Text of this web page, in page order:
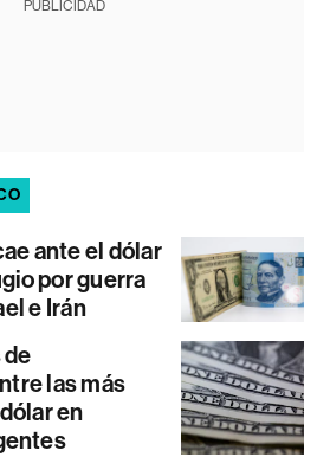
PUBLICIDAD
ante el dólar
por guerra
e Irán
las más
en